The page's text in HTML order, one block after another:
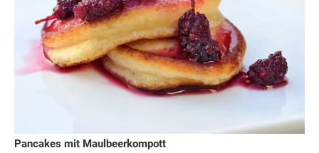
Pancakes mit Maulbeerkompott